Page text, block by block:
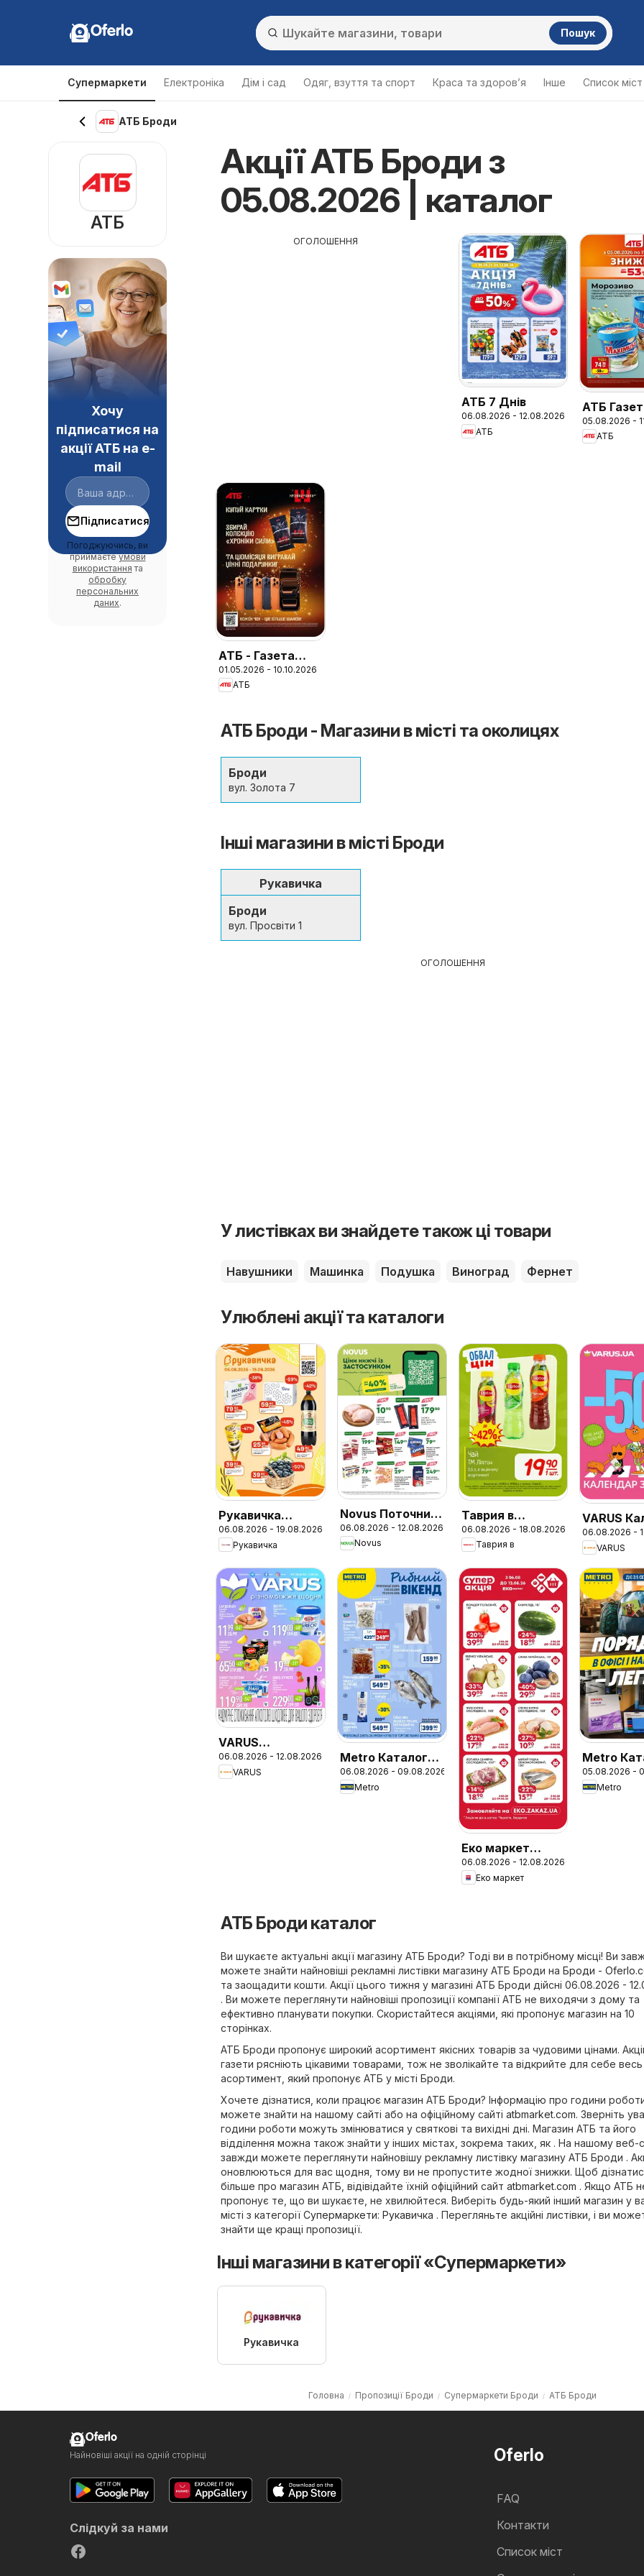
Oferlo Пошук
Супермаркети Електроніка Дім і сад Одяг, взуття та спорт Краса та здоров’я Інше Cписок міст
АТБ Броди
Акції АТБ Броди з
05.08.2026 | каталог
ОГОЛОШЕННЯ
АТБ 7 Днів
06.08.2026 - 12.08.2026
АТБ
АТБ
економія
версия
05.08.2026 -
АТБ
АТБ - Газета
(Поточний
каталог
01.05.2026 - 10.10.2026
АТБ
АТБ Броди - Магазини в місті та околицях
Броди
вул. Золота 7
Інші магазини в місті Броди
Рукавичка
Броди
вул. Просвіти 1
ОГОЛОШЕННЯ
У листівках ви знайдете також ці товари
Навушники Машинка Подушка Виноград Фернет
Улюблені акції та каталоги
Рукавичка
Поточний
каталог
06.08.2026 - 19.08.2026
Рукавичка
Novus Поточний
каталог
06.08.2026 - 12.08.2026
Novus
Таврия в
Поточний
каталог
06.08.2026 - 18.08.2026
Таврия в
VARUS
знижок
06.08.2026 -
VARUS
VARUS
Різномаїжжя
щодня
06.08.2026 - 12.08.2026
VARUS
Metro Каталог
"Вигідних
вихідних
06.08.2026 - 09.08.2026
Metro
Еко маркет
Супер Акція
06.08.2026 - 12.08.2026
Еко маркет
Metro
товарів
школи та
05.08.2026 -
Metro
АТБ Броди каталог
Ви шукаєте актуальні акції магазину АТБ Броди? Тоді ви в потрібному місці! Ви
можете знайти найновіші рекламні листівки магазину АТБ Броди на Броди -
та заощадити кошти. Акції цього тижня у магазині АТБ Броди дійсні 06.08.2026 -
. Ви можете переглянути найновіші пропозиції компанії АТБ не виходячи з дому та
ефективно планувати покупки. Скористайтеся акціями, які пропонує магазин на 10
сторінках.
АТБ Броди пропонує широкий асортимент якісних товарів за чудовими цінами.
газети рясніють цікавими товарами, тож не зволікайте та відкрийте для себе весь
асортимент, який пропонує АТБ у місті Броди.
Хочете дізнатися, коли працює магазин АТБ Броди? Інформацію про години
можете знайти на нашому сайті або на офіційному сайті atbmarket.com. Зверніть
години роботи можуть змінюватися у святкові та вихідні дні. Магазин АТБ та його
відділення можна також знайти у інших містах, зокрема таких, як . На нашому веб-
завжди можете переглянути найновішу рекламну листівку магазину АТБ Броди .
оновлюються для вас щодня, тому ви не пропустите жодної знижки. Щоб
більше про магазин АТБ, відівідайте їхній офіційний сайт atbmarket.com . Якщо АТБ
пропонує те, що ви шукаєте, не хвилюйтеся. Виберіть будь-який інший магазин у
місті з категорії Супермаркети: Рукавичка . Перегляньте акційні листівки, і ви
знайти ще кращі пропозиції.
Інші магазини в категорії «Супермаркети»
Рукавичка
Головна Пропозиції Броди Супермаркети Броди АТБ Броди
АТБ
Хочу
підписатися на
акції АТБ на e-
mail
Підписатися
Погоджуючись, ви
приймаєтеумови
використання та
обробку
персональних
даних.
Oferlo
FAQ
Контакти
Cписок міст
Oferlo
Найновіші акції на одній сторінці
Слідкуй за нами